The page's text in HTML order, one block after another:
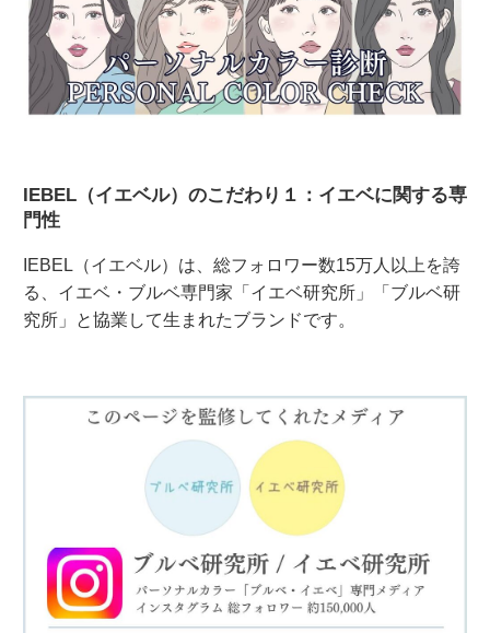
IEBEL（イエベル）のこだわり１：イエベに関する専
門性
IEBEL（イエベル）は、総フォロワー数15万人以上を誇
る、イエベ・ブルベ専門家「イエベ研究所」「ブルベ研
究所」と協業して生まれたブランドです。